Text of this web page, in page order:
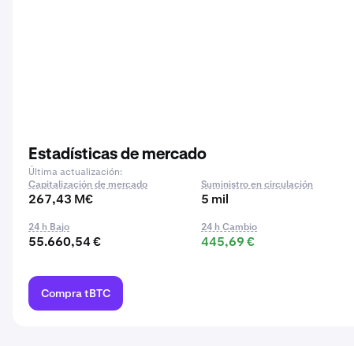
Estadísticas de mercado
Última actualización:
Capitalización de mercado
267,43 M€
Suministro en circulación
5 mil
24 h Bajo
55.660,54 €
24 h Cambio
445,69 €
Compra tBTC